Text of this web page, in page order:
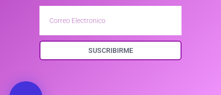
SUSCRIBIRME